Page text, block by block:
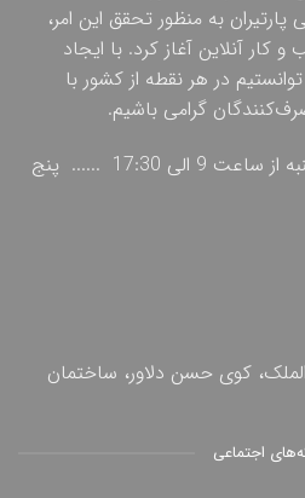
پارتیران به منظور تحقق این امر،
آنلاین آغاز کرد. با ایجاد
در هر نقطه از کشور با
گرامی باشیم.
ساعت کاری: شنبه تا چهارشنبه از ساعت 9 الی 17:30 ...... پنج
کوی حسن دلاور، ساختمان
اجتماعی